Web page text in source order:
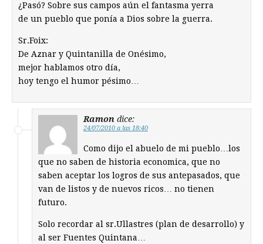
¿Pasó? Sobre sus campos aún el fantasma yerra
de un pueblo que ponía a Dios sobre la guerra.
Sr.Foix:
De Aznar y Quintanilla de Onésimo,
mejor hablamos otro día,
hoy tengo el humor pésimo…
Ramon dice:
24/07/2010 a las 18:40
Como dijo el abuelo de mi pueblo…los
que no saben de historia economica, que no
saben aceptar los logros de sus antepasados, que
van de listos y de nuevos ricos… no tienen
futuro.
Solo recordar al sr.Ullastres (plan de desarrollo) y
al ser Fuentes Quintana…